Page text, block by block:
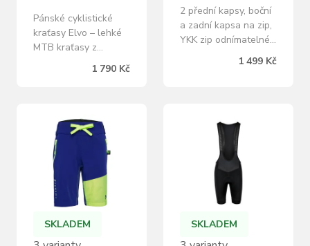
Pánské cyklistické
kraťasy Elvo – lehké
MTB kraťasy z
pružného materiálu s
kapsami na zip,
pohodlí a bezpečí.
Pánské cyklistické
kraťasy Elvo jsou
ideální volbou pro
každého, kdo hledá
pohodlné a funkční
cyklistické kraťasy.
Jsou vyrobeny z lehké
1 790 Kč
2 přední kapsy, boční
a zadní kapsa na zip,
YKK zip odnímatelné
vnitřní kraťasy s
GELOVOU vložkou na
kraťasy: 100%
polyester vnitřní
kraťasy: 90%
polyester, 10%
Kategorie: KRAŤASY
určení: pánské-uni
ano barva: černá,
šedá…
1 499 Kč
SKLADEM SKLADEM